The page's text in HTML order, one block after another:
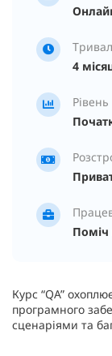
4
Рівень
Поміч
Курс “QA”
програмного
сценаріями та